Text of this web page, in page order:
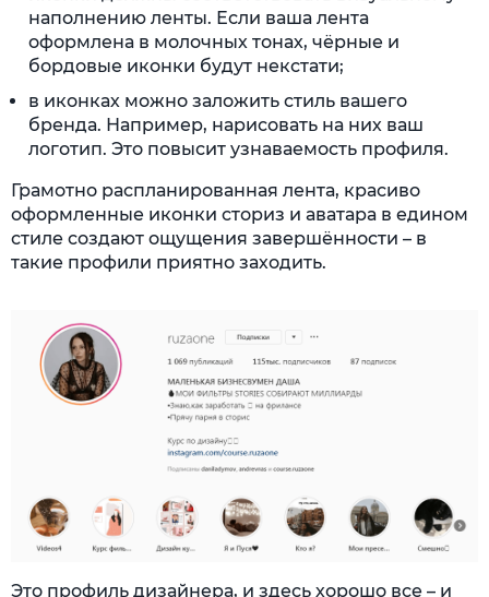
наполнению ленты. Если ваша лента
оформлена в молочных тонах, чёрные и
бордовые иконки будут некстати;
в иконках можно заложить стиль вашего
бренда. Например, нарисовать на них ваш
логотип. Это повысит узнаваемость профиля.
Грамотно распланированная лента, красиво
оформленные иконки сториз и аватара в едином
стиле создают ощущения завершённости – в
такие профили приятно заходить.
Это профиль дизайнера, и здесь хорошо все – и